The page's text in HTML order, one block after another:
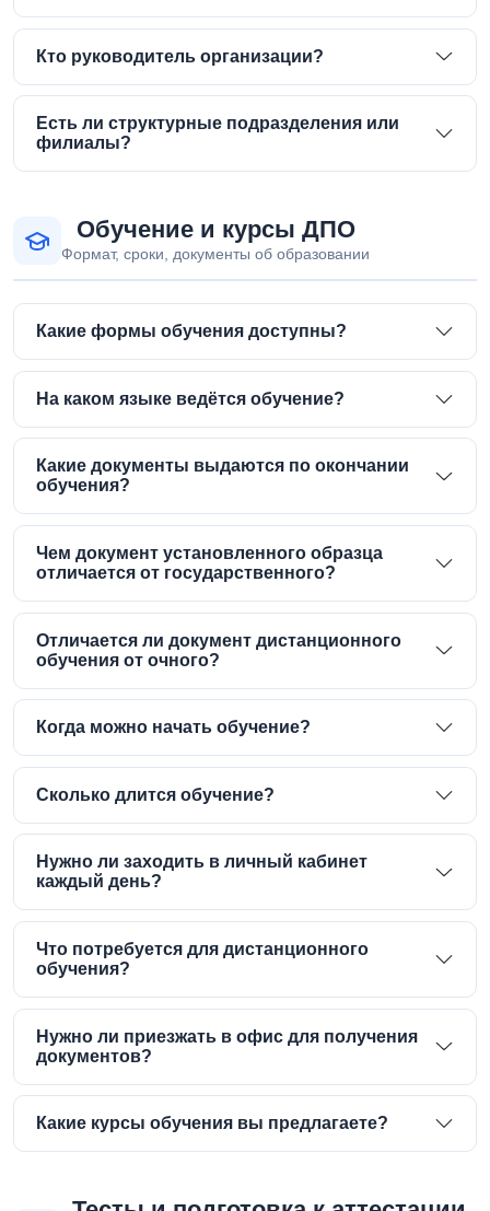
Кто руководитель организации?
Есть ли структурные подразделения или
филиалы?
Обучение и курсы ДПО
Формат, сроки, документы об образовании
Какие формы обучения доступны?
На каком языке ведётся обучение?
Какие документы выдаются по окончании
обучения?
Чем документ установленного образца
отличается от государственного?
Отличается ли документ дистанционного
обучения от очного?
Когда можно начать обучение?
Сколько длится обучение?
Нужно ли заходить в личный кабинет
каждый день?
Что потребуется для дистанционного
обучения?
Нужно ли приезжать в офис для получения
документов?
Какие курсы обучения вы предлагаете?